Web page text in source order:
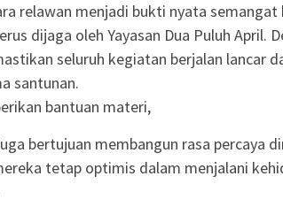
relawan menjadi bukti nyata
dijaga oleh Yayasan Dua Puluh April.
seluruh kegiatan berjalan lancar
santunan.
bantuan materi,
bertujuan membangun rasa percaya
tetap optimis dalam menjalani